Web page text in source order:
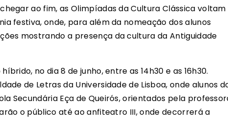
ao fim, as Olimpíadas da Cultura Clássica voltam
festiva, onde, para além da nomeação dos alunos
mostrando a presença da cultura da Antiguidade
no dia 8 de junho, entre as 14h30 e as 16h30.
de Letras da Universidade de Lisboa, onde alunos
Secundária Eça de Queirós, orientados pela
o público até ao anfiteatro III, onde decorrerá a